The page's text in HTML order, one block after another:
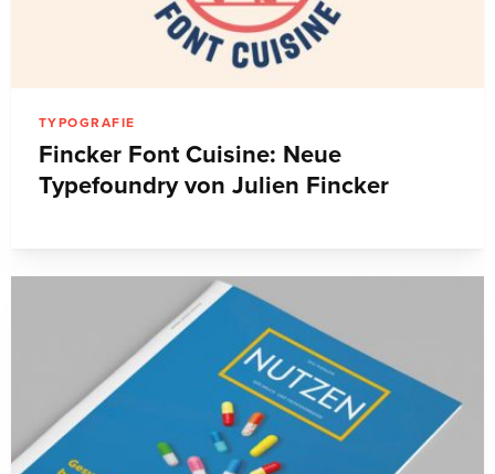
TYPOGRAFIE
Fincker Font Cuisine: Neue
Typefoundry von Julien Fincker